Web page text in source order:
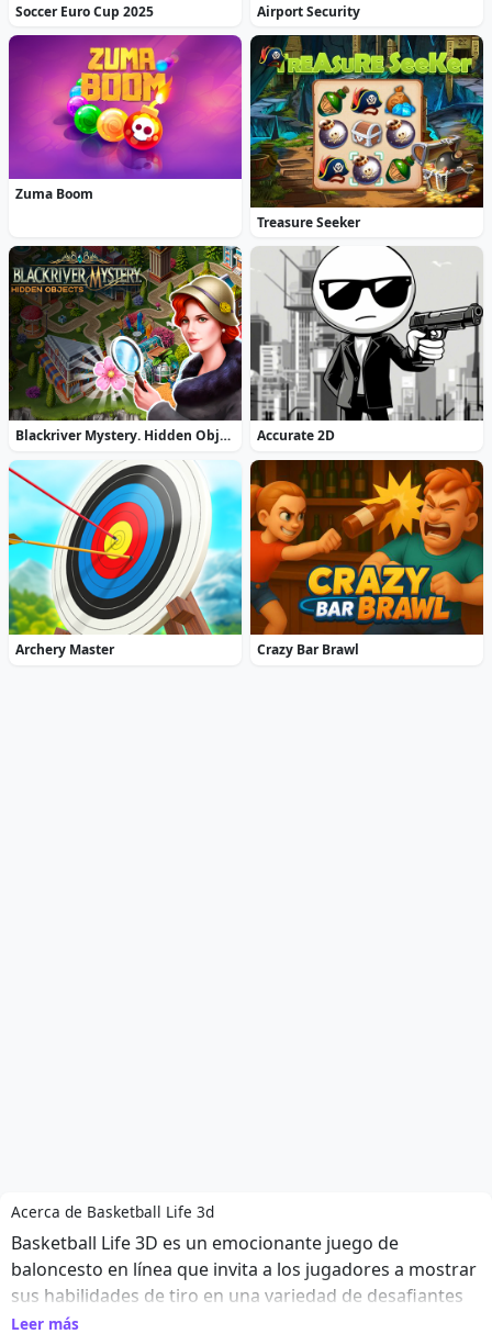
Soccer Euro Cup 2025 Airport Security
Zuma Boom
Treasure Seeker
Blackriver Mystery. Hidden Objects Accurate 2D
Archery Master Crazy Bar Brawl
Acerca de Basketball Life 3d
Basketball Life 3D es un emocionante juego de
baloncesto en línea que invita a los jugadores a mostrar
sus habilidades de tiro en una variedad de desafiantes
retos. Con controles intuitivos, los jugadores pueden
Leer más